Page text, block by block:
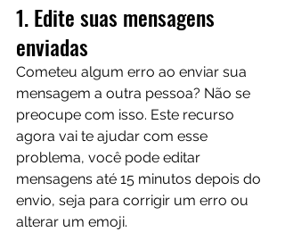
1. Edite suas mensagens
enviadas
Cometeu algum erro ao enviar sua
mensagem a outra pessoa? Não se
preocupe com isso. Este recurso
agora vai te ajudar com esse
problema, você pode editar
mensagens até 15 minutos depois do
envio, seja para corrigir um erro ou
alterar um emoji.